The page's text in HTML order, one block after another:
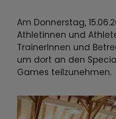
Am Donnerstag,
Athletinnen und
TrainerInnen und
um dort an den
Games teilzunehmen.